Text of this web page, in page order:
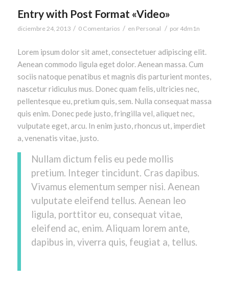
Entry with Post Format «Video»
diciembre 24, 2013 / 0 Comentarios / en Personal / por4dm1n
Lorem ipsum dolor sit amet, consectetuer adipiscing elit.
Aenean commodo ligula eget dolor. Aenean massa. Cum
sociis natoque penatibus et magnis dis parturient montes,
nascetur ridiculus mus. Donec quam felis, ultricies nec,
pellentesque eu, pretium quis, sem. Nulla consequat massa
quis enim. Donec pede justo, fringilla vel, aliquet nec,
vulputate eget, arcu. In enim justo, rhoncus ut, imperdiet
a, venenatis vitae, justo.
Nullam dictum felis eu pede mollis
pretium. Integer tincidunt. Cras dapibus.
Vivamus elementum semper nisi. Aenean
vulputate eleifend tellus. Aenean leo
ligula, porttitor eu, consequat vitae,
eleifend ac, enim. Aliquam lorem ante,
dapibus in, viverra quis, feugiat a, tellus.